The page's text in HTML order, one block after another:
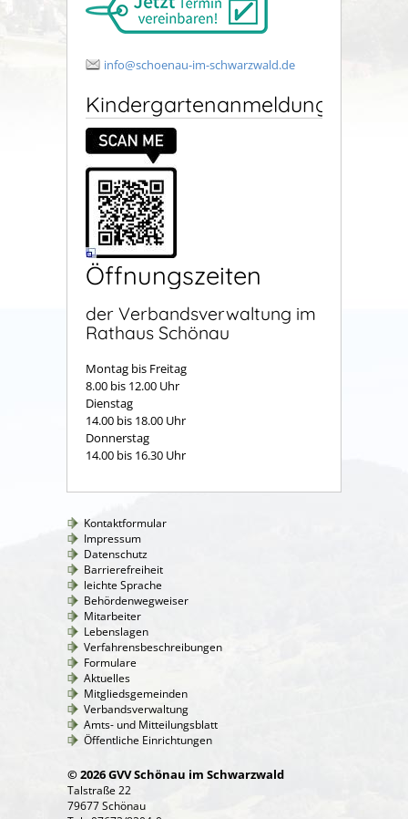
info@schoenau-im-schwarzwald.de
Kindergartenanmeldung
Öffnungszeiten
der Verbandsverwaltung im
Rathaus Schönau
Montag bis Freitag
8.00 bis 12.00 Uhr
Dienstag
14.00 bis 18.00 Uhr
Donnerstag
14.00 bis 16.30 Uhr
Kontaktformular
Impressum
Datenschutz
Barrierefreiheit
leichte Sprache
Behördenwegweiser
Mitarbeiter
Lebenslagen
Verfahrensbeschreibungen
Formulare
Aktuelles
Mitgliedsgemeinden
Verbandsverwaltung
Amts- und Mitteilungsblatt
Öffentliche Einrichtungen
© 2026 GVV Schönau im Schwarzwald
Talstraße 22
79677 Schönau